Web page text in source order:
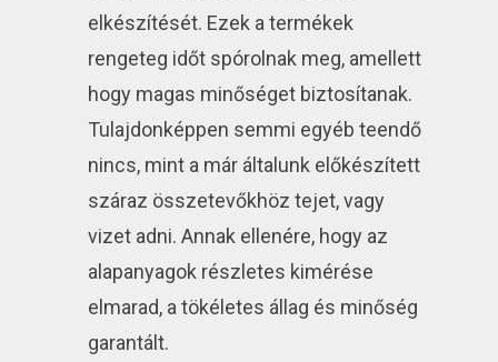
elkészítését. Ezek a termékek
rengeteg időt spórolnak meg, amellett
hogy magas minőséget biztosítanak.
Tulajdonképpen semmi egyéb teendő
nincs, mint a már általunk előkészített
száraz összetevőkhöz tejet, vagy
vizet adni. Annak ellenére, hogy az
alapanyagok részletes kimérése
elmarad, a tökéletes állag és minőség
garantált.